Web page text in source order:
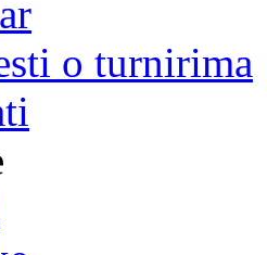
o turnirima